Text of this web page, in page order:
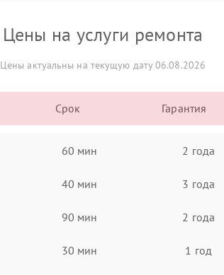
Цены на услуги ремонта
Цены актуальны на текущую дату 06.08.2026
Срок Гарантия
60 мин 2 года
40 мин 3 года
90 мин 2 года
30 мин 1 год